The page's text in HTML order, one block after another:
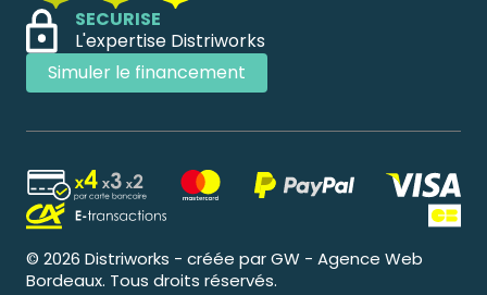
SECURISE
L'expertise Distriworks
Simuler le financement
© 2026 Distriworks - créée par GW - Agence Web
Bordeaux. Tous droits réservés.